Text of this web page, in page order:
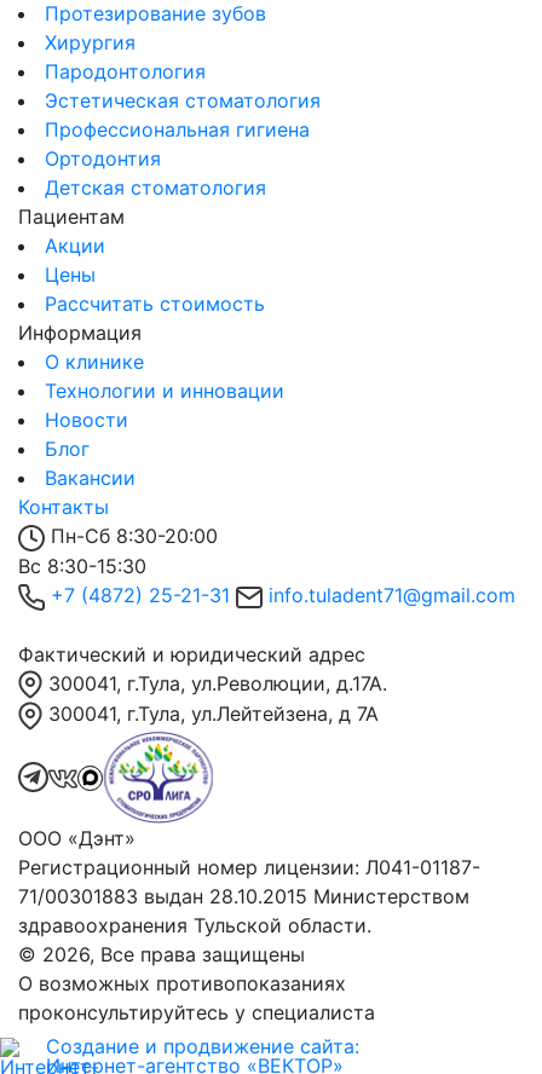
Протезирование зубов
Хирургия
Пародонтология
Эстетическая стоматология
Профессиональная гигиена
Ортодонтия
Детская стоматология
Пациентам
Акции
Цены
Рассчитать стоимость
Информация
О клинике
Технологии и инновации
Новости
Блог
Вакансии
Контакты
Пн-Сб 8:30-20:00
Вс 8:30-15:30
+7 (4872) 25-21-31
info.tuladent71@gmail.com
Фактический и юридический адрес
300041, г.Тула, ул.Революции, д.17А.
300041, г.Тула, ул.Лейтейзена, д 7А
ООО «Дэнт»
Регистрационный номер лицензии: Л041-01187-
71/00301883 выдан 28.10.2015 Министерством
здравоохранения Тульской области.
© 2026, Все права защищены
О возможных противопоказаниях
проконсультируйтесь у специалиста
Создание и продвижение сайта:
Интернет-агентство «ВЕКТОР»